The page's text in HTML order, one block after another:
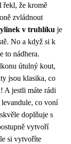
řekl, že kromě
zvládnout
v truhlíku je
No a když si k
to nádhera.
útulný kout,
jsou klasika, co
A jestli máte rádi
co voní
doplňuje s
vytvoří
si vytvoříte